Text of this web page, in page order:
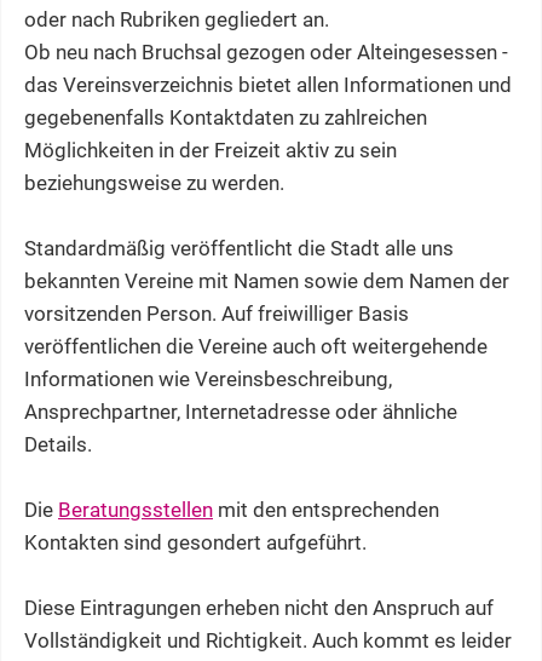
oder nach Rubriken gegliedert an.
Ob neu nach Bruchsal gezogen oder Alteingesessen -
das Vereinsverzeichnis bietet allen Informationen und
gegebenenfalls Kontaktdaten zu zahlreichen
Möglichkeiten in der Freizeit aktiv zu sein
beziehungsweise zu werden.
Standardmäßig veröffentlicht die Stadt alle uns
bekannten Vereine mit Namen sowie dem Namen der
vorsitzenden Person. Auf freiwilliger Basis
veröffentlichen die Vereine auch oft weitergehende
Informationen wie Vereinsbeschreibung,
Ansprechpartner, Internetadresse oder ähnliche
Details.
Die Beratungsstellen mit den entsprechenden
Kontakten sind gesondert aufgeführt.
Diese Eintragungen erheben nicht den Anspruch auf
Vollständigkeit und Richtigkeit. Auch kommt es leider